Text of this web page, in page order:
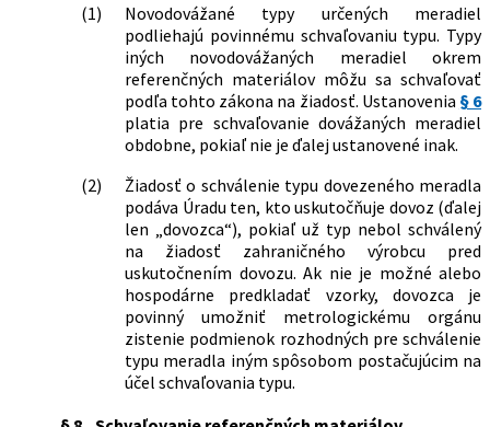
(1)
Novodovážané typy určených meradiel
podliehajú povinnému schvaľovaniu typu. Typy
iných novodovážaných meradiel okrem
referenčných materiálov môžu sa schvaľovať
podľa tohto zákona na žiadosť. Ustanovenia § 6
platia pre schvaľovanie dovážaných meradiel
obdobne, pokiaľ nie je ďalej ustanovené inak.
(2)
Žiadosť o schválenie typu dovezeného meradla
podáva Úradu ten, kto uskutočňuje dovoz (ďalej
len „dovozca“), pokiaľ už typ nebol schválený
na žiadosť zahraničného výrobcu pred
uskutočnením dovozu. Ak nie je možné alebo
hospodárne predkladať vzorky, dovozca je
povinný umožniť metrologickému orgánu
zistenie podmienok rozhodných pre schválenie
typu meradla iným spôsobom postačujúcim na
účel schvaľovania typu.